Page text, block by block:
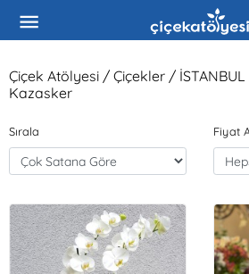
Çiçek Atölyesi / Çiçekler /
Kazasker
Sırala Fiyat